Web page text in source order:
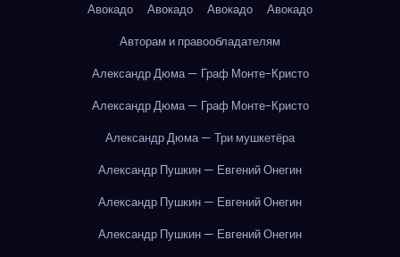
Авокадо
Авокадо Авокадо
Авокадо
Авторам и правообладателям
Александр Дюма — Граф Монте-Кристо
Александр Дюма — Граф Монте-Кристо
Александр Дюма — Три мушкетёра
Александр Пушкин — Евгений Онегин
Александр Пушкин — Евгений Онегин
Александр Пушкин — Евгений Онегин